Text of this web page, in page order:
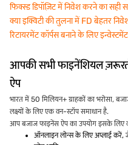
फिक्स्ड डिपॉज़िट में निवेश करने का
क्या इक्विटी की तुलना में FD बेहतर
रिटायरमेंट कॉर्पस बनाने के लिए
आपकी सभी फाइनेंशियल
ऐप
भारत में 50 मिलियन+ ग्राहकों का भरोसा,
लक्ष्यों के लिए एक वन-स्टॉप समाधान है.
आप बजाज फाइनेंस ऐप का उपयोग इसके
ऑनलाइन लोन्स के लिए अप्लाई करें,